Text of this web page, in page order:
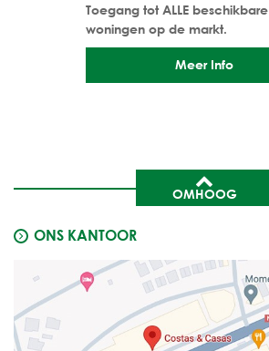
Toegang tot ALLE beschikbare
woningen op de markt.
Meer Info
OMHOOG
ONS KANTOOR